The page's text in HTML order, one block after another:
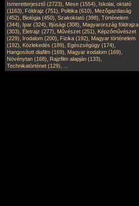
Ismeretterjesztő (2723), Mese (1554), Iskolai, oktató
(1163), Földrajz (751), Politika (610), Mezőgazdaság
(452), Biológia (450), Szakoktató (398), Történelem
(344), Ipar (324), Ifjúsági (308), Magyarország földrajza
(303), Életrajz (277), Művészet (251), Képzőművészet
(229), Irodalom (200), Fizika (192), Magyar történelem
(192), Közlekedés (189), Egészségügy (174),
Hangosított diafilm (169), Magyar irodalom (169),
Növénytan (168), Rajzfilm alapján (133),
Technikatörténet (129),